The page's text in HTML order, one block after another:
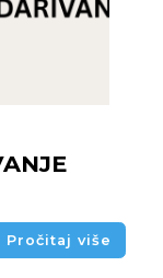
Pročitaj više